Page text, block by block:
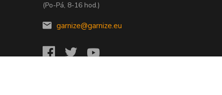
(Po-Pá, 8-16 hod.)
garnize@garnize.eu